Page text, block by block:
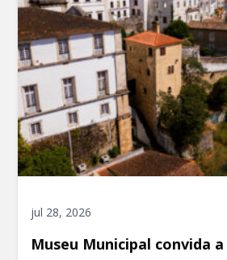
jul 28, 2026
Museu Municipal convida